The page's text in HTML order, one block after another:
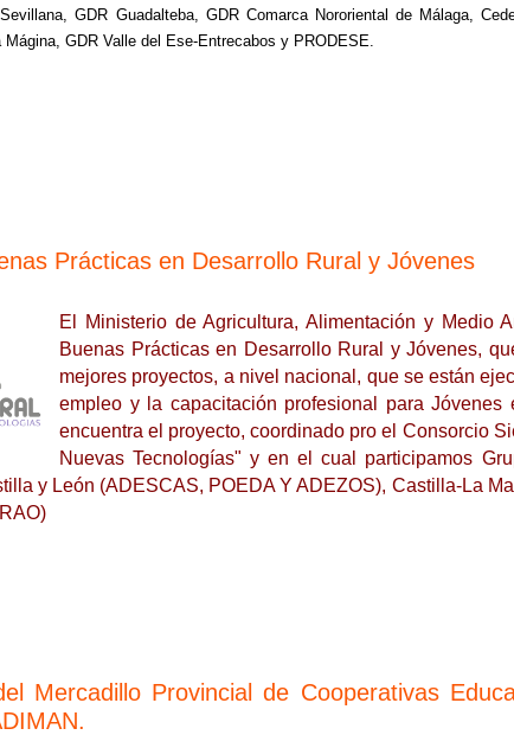
GDR Guadalteba, GDR Comarca Nororiental de Málaga,
Mágina, GDR Valle del Ese-Entrecabos y PRODESE.
Prácticas en Desarrollo Rural y Jóvenes
El Ministerio de Agricultura, Alimentación y Medio
Buenas Prácticas en Desarrollo Rural y Jóvenes,
mejores proyectos, a nivel nacional, que se están
empleo y la capacitación profesional para
encuentra el proyecto, coordinado pro el Consorcio
Nuevas Tecnologías" y en el cual participamos
y León (ADESCAS, POEDA Y ADEZOS), Castilla-La
Mercadillo Provincial de Cooperativas